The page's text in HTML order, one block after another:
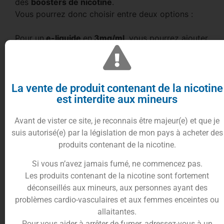
des boosters de nicotine.
Vous pourrez donc choisir entre deux options :
Pour une-liquideen3mg/ml, vous pourrez ajouter
1 boosters aromatisés de 10ml
e-liquide Blond au miel noir
liquide, les10mlrestant vous permettrons
d’ajouter vos boosters.
Pour une-liquideen6mg/ml, vous pourrez ajouter
2 boosters aromatisésen18mg/ml.
e-liquide Blond au miel noirsera conditionné
dans une fiole de
60ml avec 40ml
20ml
restant vous permettrons d’ajouter vos
boosters.
Celiquide pour cigarette électroniqueest adapté
clearomiseursen tirage indirect
La vente de produit contenant de la nicotine
est interdite aux mineurs
Avant de vister ce site, je reconnais être majeur(e) et que je
suis autorisé(e) par la législation de mon pays à acheter des
produits contenant de la nicotine.
Si vous n’avez jamais fumé, ne commencez pas.
Les produits contenant de la nicotine sont fortement
déconseillés aux mineurs, aux personnes ayant des
problèmes cardio-vasculaires et aux femmes enceintes ou
allaitantes.